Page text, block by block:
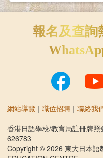
報名及查詢
網站導覽 ｜ 職位招聘 ｜ 聯絡我
香港日語學校/教育局註冊牌
626783
Copyright © 2026 東大日本語